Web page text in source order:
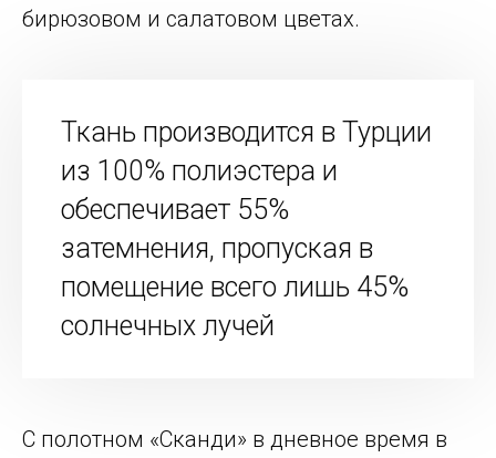
бирюзовом и салатовом цветах.
Ткань производится в Турции
из 100% полиэстера и
обеспечивает 55%
затемнения, пропуская в
помещение всего лишь 45%
солнечных лучей
С полотном «Сканди» в дневное время в